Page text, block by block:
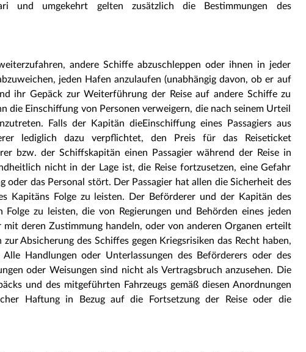
und umgekehrt gelten zusätzlich die Bestimmungen des
andere Schiffe abzuschleppen oder ihnen in jeder
jeden Hafen anzulaufen (unabhängig davon, ob er auf
ihr Gepäck zur Weiterführung der Reise auf andere Schiffe zu
die Einschiffung von Personen verweigern, die nach seinem Urteil
Falls der Kapitän dieEinschiffung eines Passagiers aus
lediglich dazu verpflichtet, den Preis für das Reiseticket
bzw. der Schiffskapitän einen Passagier während der Reise in
nicht in der Lage ist, die Reise fortzusetzen, eine Gefahr
oder das Personal stört. Der Passagier hat allen die Sicherheit des
Kapitäns Folge zu leisten. Der Beförderer und der Kapitän des
zu leisten, die von Regierungen und Behörden eines jeden
deren Zustimmung handeln, oder von anderen Organen erteilt
Absicherung des Schiffes gegen Kriegsrisiken das Recht haben,
Handlungen oder Unterlassungen des Beförderers oder des
oder Weisungen sind nicht als Vertragsbruch anzusehen. Die
und des mitgeführten Fahrzeugs gemäß diesen Anordnungen
Haftung in Bezug auf die Fortsetzung der Reise oder die